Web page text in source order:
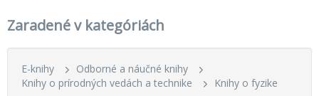
Zaradené v kategóriách
E-knihy
Odborné a náučné knihy
Knihy o prírodných vedách a technike
Knihy o fyzike